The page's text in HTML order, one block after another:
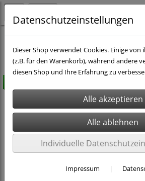
Brustkrebs Werbeartikel Pink
Datenschutzeinstellungen
Dieser Shop verwendet Cookies. Einige von
(z.B. für den Warenkorb), während andere
diesen Shop und Ihre Erfahrung zu
Individuelle
Impressum |